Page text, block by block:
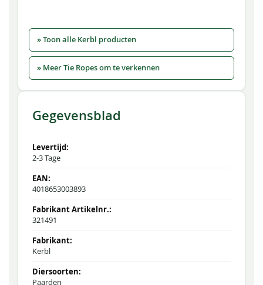
» Toon alle Kerbl producten
» Meer Tie Ropes om te verkennen
Gegevensblad
2-3 Tage
4018653003893
321491
Kerbl
Paarden